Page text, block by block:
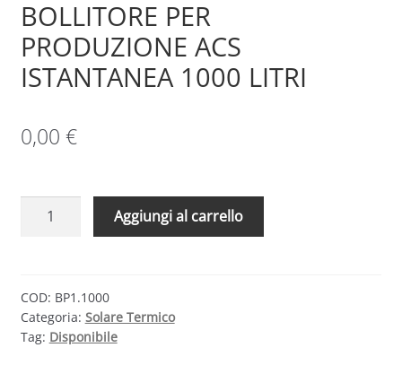
BOLLITORE PER
PRODUZIONE ACS
ISTANTANEA 1000 LITRI
0,00 €
CMG
1000
–
BOLLITORE
Aggiungi al carrello
COD: BP1.1000
Categoria: Solare Termico
Tag: Disponibile